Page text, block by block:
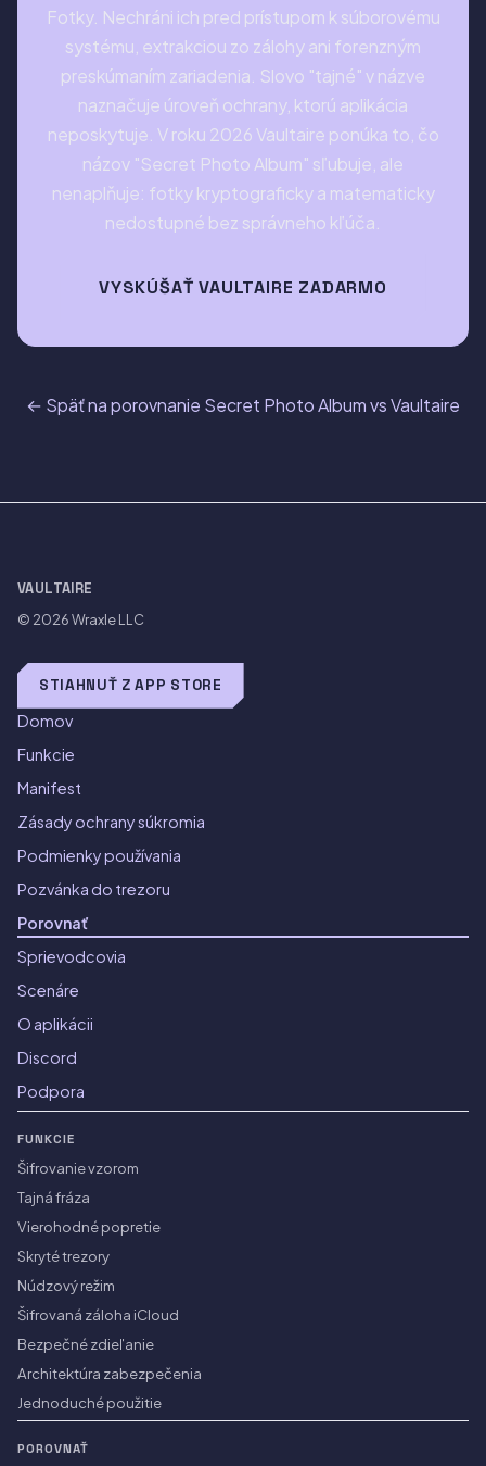
Fotky. Nechráni ich pred prístupom k súborovému
systému, extrakciou zo zálohy ani forenzným
preskúmaním zariadenia. Slovo "tajné" v názve
naznačuje úroveň ochrany, ktorú aplikácia
neposkytuje. V roku 2026 Vaultaire ponúka to, čo
názov "Secret Photo Album" sľubuje, ale
nenaplňuje: fotky kryptograficky a matematicky
nedostupné bez správneho kľúča.
VYSKÚŠAŤ VAULTAIRE ZADARMO
← Späť na porovnanie Secret Photo Album vs Vaultaire
VAULTAIRE
© 2026Wraxle LLC
STIAHNUŤ Z APP STORE
Domov
Funkcie
Manifest
Zásady ochrany súkromia
Podmienky používania
Pozvánka do trezoru
Porovnať
Sprievodcovia
Scenáre
O aplikácii
Discord
Podpora
FUNKCIE
Šifrovanie vzorom
Tajná fráza
Vierohodné popretie
Skryté trezory
Núdzový režim
Šifrovaná záloha iCloud
Bezpečné zdieľanie
Architektúra zabezpečenia
Jednoduché použitie
POROVNAŤ